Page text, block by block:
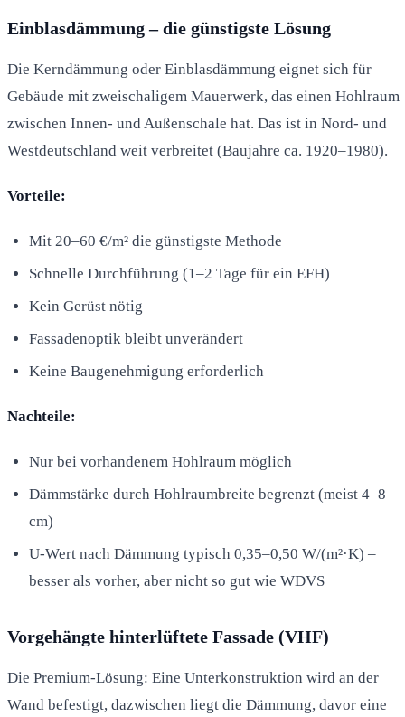
Einblasdämmung – die günstigste Lösung
Die Kerndämmung oder Einblasdämmung eignet sich für
Gebäude mit zweischaligem Mauerwerk, das einen Hohlraum
zwischen Innen- und Außenschale hat. Das ist in Nord- und
Westdeutschland weit verbreitet (Baujahre ca. 1920–1980).
Vorteile:
Mit 20–60 €/m² die günstigste Methode
Schnelle Durchführung (1–2 Tage für ein EFH)
Kein Gerüst nötig
Fassadenoptik bleibt unverändert
Keine Baugenehmigung erforderlich
Nachteile:
Nur bei vorhandenem Hohlraum möglich
Dämmstärke durch Hohlraumbreite begrenzt (meist 4–8
cm)
U-Wert nach Dämmung typisch 0,35–0,50 W/(m²·K) –
besser als vorher, aber nicht so gut wie WDVS
Vorgehängte hinterlüftete Fassade (VHF)
Die Premium-Lösung: Eine Unterkonstruktion wird an der
Wand befestigt, dazwischen liegt die Dämmung, davor eine